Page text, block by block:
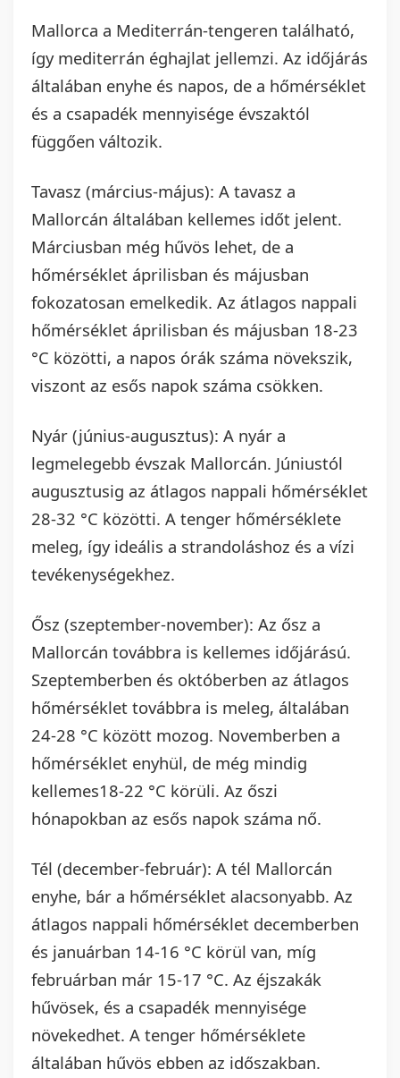
Mallorca a Mediterrán-tengeren található,
így mediterrán éghajlat jellemzi. Az időjárás
általában enyhe és napos, de a hőmérséklet
és a csapadék mennyisége évszaktól
függően változik.
Tavasz (március-május): A tavasz a
Mallorcán általában kellemes időt jelent.
Márciusban még hűvös lehet, de a
hőmérséklet áprilisban és májusban
fokozatosan emelkedik. Az átlagos nappali
hőmérséklet áprilisban és májusban 18-23
°C közötti, a napos órák száma növekszik,
viszont az esős napok száma csökken.
Nyár (június-augusztus): A nyár a
legmelegebb évszak Mallorcán. Júniustól
augusztusig az átlagos nappali hőmérséklet
28-32 °C közötti. A tenger hőmérséklete
meleg, így ideális a strandoláshoz és a vízi
tevékenységekhez.
Ősz (szeptember-november): Az ősz a
Mallorcán továbbra is kellemes időjárású.
Szeptemberben és októberben az átlagos
hőmérséklet továbbra is meleg, általában
24-28 °C között mozog. Novemberben a
hőmérséklet enyhül, de még mindig
kellemes18-22 °C körüli. Az őszi
hónapokban az esős napok száma nő.
Tél (december-február): A tél Mallorcán
enyhe, bár a hőmérséklet alacsonyabb. Az
átlagos nappali hőmérséklet decemberben
és januárban 14-16 °C körül van, míg
februárban már 15-17 °C. Az éjszakák
hűvösek, és a csapadék mennyisége
növekedhet. A tenger hőmérséklete
általában hűvös ebben az időszakban.